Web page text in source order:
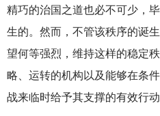
精巧的治国之道也必不可少，
生的。然而，不管该秩序的诞
望何等强烈，维持这样的稳定
略、运转的机构以及能够在条
战来临时给予其支撑的有效行动